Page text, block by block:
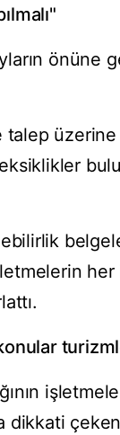
önüne
talep
dikkati